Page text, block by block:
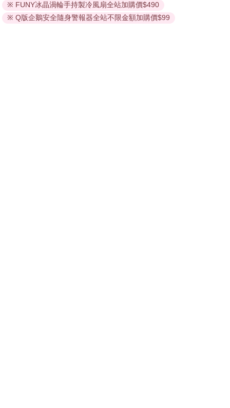
的閱讀軟體開啟閱讀，無法以其他閱讀器或直接下載檔案。
依據「消費者保護法」第19條及行政院消費者保護處公告之
※ FUNY冰晶渦輪手持製冷風扇全站加購價$490
※ Q版企鵝安全隨身警報器全站不限金額加購價$99